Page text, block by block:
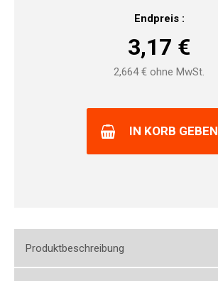
Endpreis :
3,17 €
2,664€ ohne MwSt.
IN KORB GEBEN
Produktbeschreibung